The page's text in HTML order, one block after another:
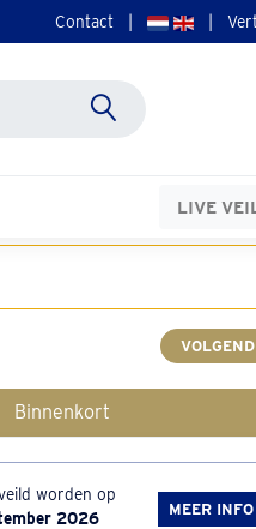
Contact
LIVE
Binnenkort
worden op
2026
MEER INFO